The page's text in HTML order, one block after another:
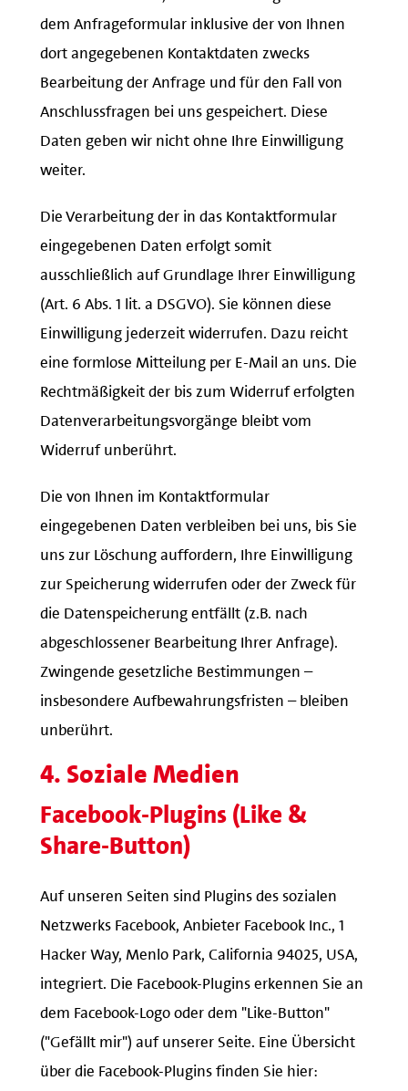
dem Anfrageformular inklusive der von Ihnen
dort angegebenen Kontaktdaten zwecks
Bearbeitung der Anfrage und für den Fall von
Anschlussfragen bei uns gespeichert. Diese
Daten geben wir nicht ohne Ihre Einwilligung
weiter.
Die Verarbeitung der in das Kontaktformular
eingegebenen Daten erfolgt somit
ausschließlich auf Grundlage Ihrer Einwilligung
(Art. 6 Abs. 1 lit. a DSGVO). Sie können diese
Einwilligung jederzeit widerrufen. Dazu reicht
eine formlose Mitteilung per E-Mail an uns. Die
Rechtmäßigkeit der bis zum Widerruf erfolgten
Datenverarbeitungsvorgänge bleibt vom
Widerruf unberührt.
Die von Ihnen im Kontaktformular
eingegebenen Daten verbleiben bei uns, bis Sie
uns zur Löschung auffordern, Ihre Einwilligung
zur Speicherung widerrufen oder der Zweck für
die Datenspeicherung entfällt (z.B. nach
abgeschlossener Bearbeitung Ihrer Anfrage).
Zwingende gesetzliche Bestimmungen –
insbesondere Aufbewahrungsfristen – bleiben
unberührt.
4. Soziale Medien
Facebook-Plugins (Like &
Share-Button)
Auf unseren Seiten sind Plugins des sozialen
Netzwerks Facebook, Anbieter Facebook Inc., 1
Hacker Way, Menlo Park, California 94025, USA,
integriert. Die Facebook-Plugins erkennen Sie an
dem Facebook-Logo oder dem "Like-Button"
("Gefällt mir") auf unserer Seite. Eine Übersicht
über die Facebook-Plugins finden Sie hier: